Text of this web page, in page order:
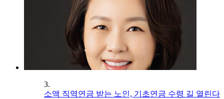
3.
소액 직역연금 받는 노인, 기초연금 수령 길 열린다